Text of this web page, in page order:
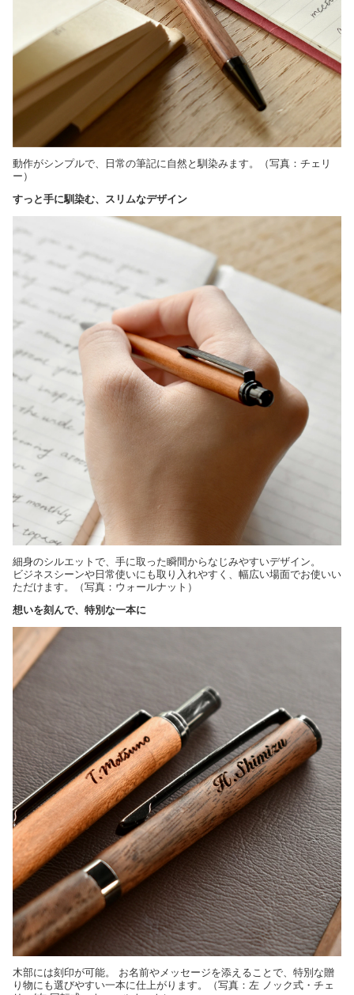
動作がシンプルで、日常の筆記に自然と馴染みます。（写真：チェリ
ー）
すっと手に馴染む、スリムなデザイン
細身のシルエットで、手に取った瞬間からなじみやすいデザイン。
ビジネスシーンや日常使いにも取り入れやすく、幅広い場面でお使いい
ただけます。（写真：ウォールナット）
想いを刻んで、特別な一本に
木部には刻印が可能。 お名前やメッセージを添えることで、特別な贈
り物にも選びやすい一本に仕上がります。（写真：左 ノック式・チェ